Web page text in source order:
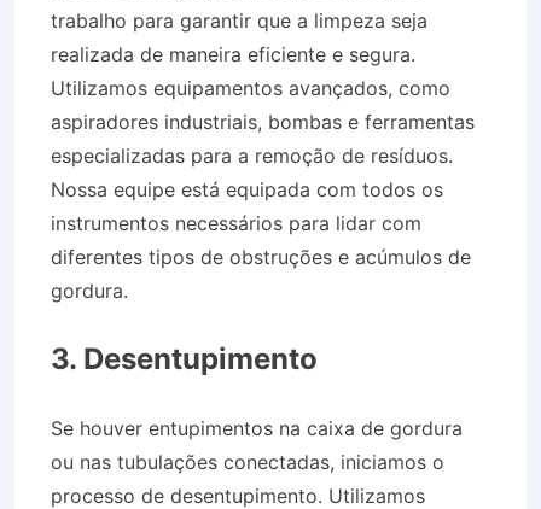
trabalho para garantir que a limpeza seja
realizada de maneira eficiente e segura.
Utilizamos equipamentos avançados, como
aspiradores industriais, bombas e ferramentas
especializadas para a remoção de resíduos.
Nossa equipe está equipada com todos os
instrumentos necessários para lidar com
diferentes tipos de obstruções e acúmulos de
gordura.
3. Desentupimento
Se houver entupimentos na caixa de gordura
ou nas tubulações conectadas, iniciamos o
processo de desentupimento. Utilizamos